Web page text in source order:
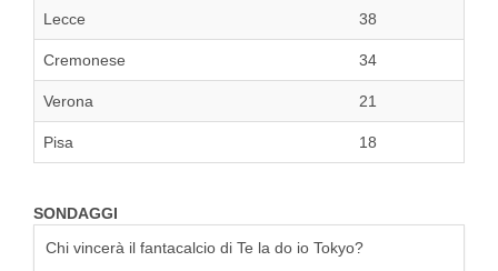
Lecce 38
Cremonese 34
Verona 21
Pisa 18
SONDAGGI
Chi vincerà il fantacalcio di Te la do io Tokyo?